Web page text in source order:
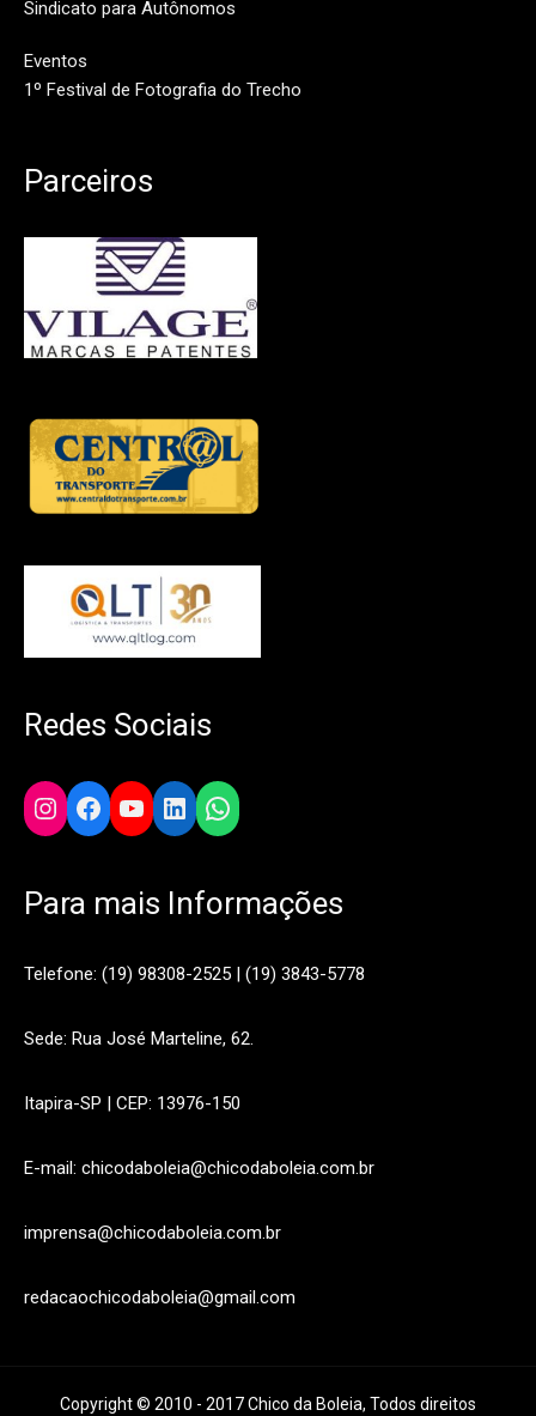
Sindicato para Autônomos
Eventos
1º Festival de Fotografia do Trecho
Parceiros
Redes Sociais
Instagram
Facebook
YouTube
LinkedIn
WhatsApp
Para mais Informações
Telefone: (19) 98308-2525 | (19) 3843-5778
Sede: Rua José Marteline, 62.
Itapira-SP | CEP: 13976-150
E-mail: chicodaboleia@chicodaboleia.com.br
imprensa@chicodaboleia.com.br
redacaochicodaboleia@gmail.com
Copyright © 2010 - 2017 Chico da Boleia, Todos direitos